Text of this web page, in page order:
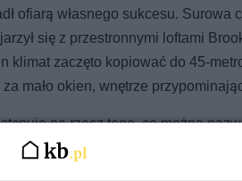
ofiarą własnego sukcesu.
się z przestronnymi loftami
klimat zaczęto kopiować do 45-
mało okien, wnętrze
na rzecz tego, co można
Surowe tynki –
na pierwszym planie, cegła co